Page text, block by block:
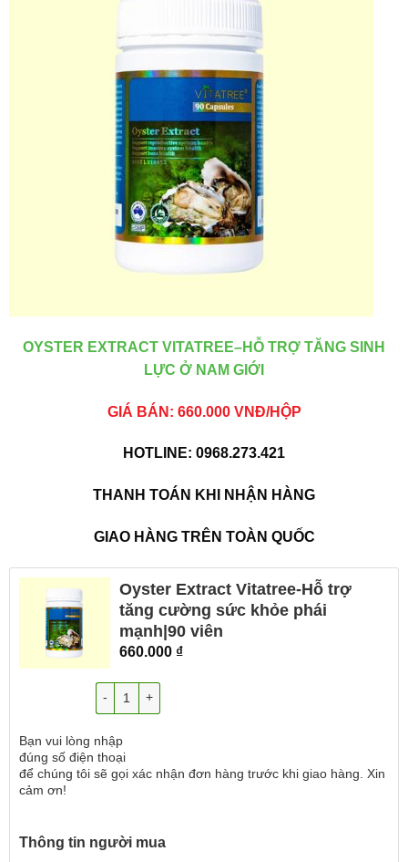
OYSTER EXTRACT VITATREE–HỖ TRỢ TĂNG SINH
LỰC Ở NAM GIỚI
GIÁ BÁN: 660.000 VNĐ/HỘP
HOTLINE: 0968.273.421
THANH TOÁN KHI NHẬN HÀNG
GIAO HÀNG TRÊN TOÀN QUỐC
Oyster Extract Vitatree-Hỗ trợ
tăng cường sức khỏe phái
mạnh|90 viên
660.000 ₫
Bạn vui lòng nhập
đúng số điện thoại
để chúng tôi sẽ gọi xác nhận đơn hàng trước khi giao hàng. Xin
cảm ơn!
Thông tin người mua